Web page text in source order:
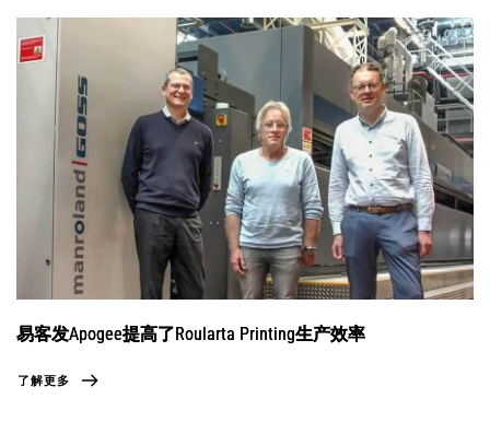
易客发Apogee提高了Roularta Printing生产效率
了解更多